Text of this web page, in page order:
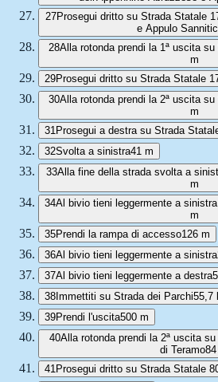
27Prosegui dritto su Strada Statale
e Appulo
28Alla rotonda prendi la 1ª uscita
m
29Prosegui dritto su Strada Statale
30Alla rotonda prendi la 2ª uscita
m
31 Prosegui a destra su Strada
32Svolta a sinistra41 m
33Alla fine della strada svolta a
m
34Al bivio tieni leggermente a
m
35Prendi la rampa di accesso126 m
36Al bivio tieni leggermente a sinistra
37Al bivio tieni leggermente a destra
38Immettiti su Strada dei Parchi55,7
39Prendi l'uscita500 m
40Alla rotonda prendi la 2ª uscita
di Teramo
41 Prosegui dritto su Strada Statale